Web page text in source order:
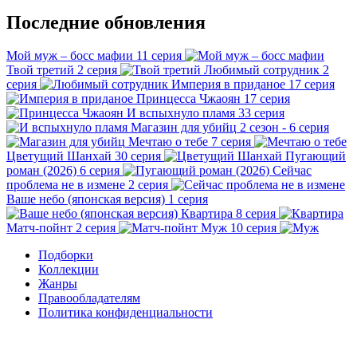
Последние обновления
Мой муж – босс мафии 11 серия
Твой третий 2 серия Любимый сотрудник 2
серия
Империя в приданое 17 серия
Принцесса Чжаоян 17 серия
И вспыхнуло пламя 33 серия
Магазин для убийц 2 сезон - 6 серия
Мечтаю о тебе 7 серия
Цветущий Шанхай 30 серия
Пугающий
роман (2026) 6 серия
Сейчас
проблема не в измене 2 серия
Ваше небо (японская версия) 1 серия
Квартира 8 серия
Матч-пойнт 2 серия Муж 10 серия
Подборки
Коллекции
Жанры
Правообладателям
Политика конфиденциальности